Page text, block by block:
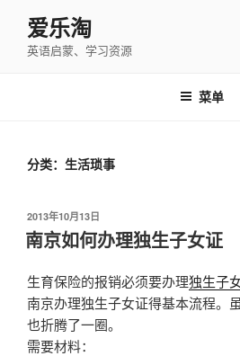
爱乐淘
英语启蒙、学习资源
菜单
分类：生活琐事
发
布
于
2013年10月13日
南京如何办理独生子女证
生育保险的报销必须要办理独生子
南京办理独生子女证得基本流程。
也折腾了一圈。
需要材料：